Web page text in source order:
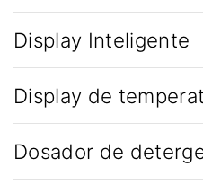
Display Inteligente
Display de
Dosador de